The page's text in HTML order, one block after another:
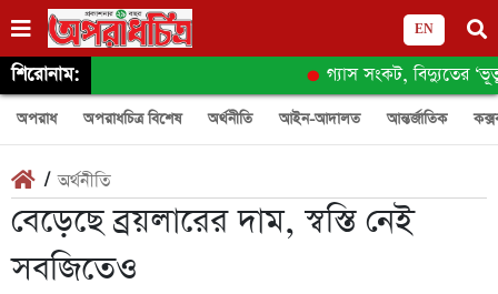
EN
শিরোনাম: গ্যাস সংকট, বিদ্যুতের
অপরাধ অপরাধচিত্র বিশেষ অর্থনীতি আইন-আদালত আন্তর্জাতিক
/অর্থনীতি
বেড়েছে ব্রয়লারের দাম, স্বস্তি নেই
সবজিতেও